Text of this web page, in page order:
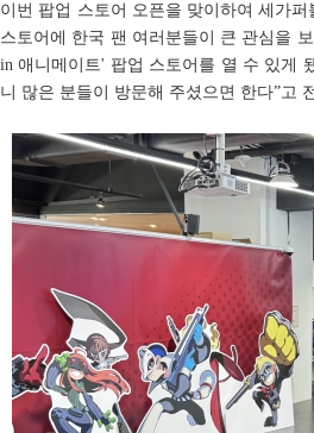
이번 팝업 스토어 오픈을 맞이하여 세가
스토어에 한국 팬 여러분들이 큰 관심을
in 애니메이트' 팝업 스토어를 열 수 있게
니 많은 분들이 방문해 주셨으면 한다”고